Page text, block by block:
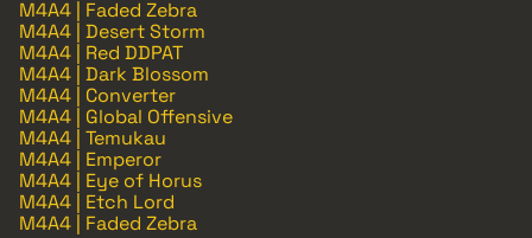
M4A4 | Faded Zebra
M4A4 | Desert Storm
M4A4 | Red DDPAT
M4A4 | Dark Blossom
M4A4 | Converter
M4A4 | Global Offensive
M4A4 | Temukau
M4A4 | Emperor
M4A4 | Eye of Horus
M4A4 | Etch Lord
M4A4 | Faded Zebra